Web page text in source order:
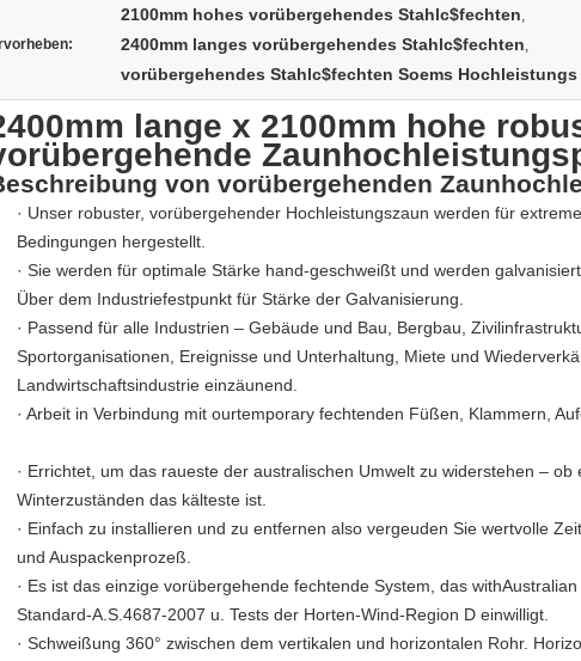
2100mm hohes vorübergehendes Stahlc$fechten,
2400mm langes vorübergehendes Stahlc$fechten,
vorübergehendes Stahlc$fechten Soems Hochleistungs
lange x 2100mm hohe
von vorübergehenden
· Unser robuster, vorübergehender Hochleistungszaun werden für
Bedingungen hergestellt.
· Sie werden für optimale Stärke hand-geschweißt und werden
Über dem Industriefestpunkt für Stärke der Galvanisierung.
· Passend für alle Industrien – Gebäude und Bau, Bergbau,
Sportorganisationen, Ereignisse und Unterhaltung, Miete und
Landwirtschaftsindustrie einzäunend.
· Arbeit in Verbindung mit ourtemporary fechtenden Füßen, Klammern,
· Errichtet, um das raueste der australischen Umwelt zu widerstehen –
Winterzuständen das kälteste ist.
· Einfach zu installieren und zu entfernen also vergeuden Sie wertvolle
und Auspackenprozeß.
· Es ist das einzige vorübergehende fechtende System, das
Standard-A.S.4687-2007 u. Tests der Horten-Wind-Region D einwilligt.
· Schweißung 360° zwischen dem vertikalen und horizontalen Rohr.